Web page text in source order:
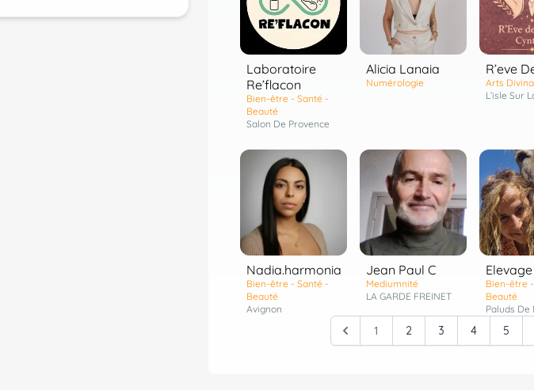
Laboratoire
Re’flacon
Bien-être - Santé -
Beauté
Salon De Provence
Alicia Lanaia
Numérologie
R’eve
Arts
L’isle Sur
Nadia.harmonia
Bien-être - Santé -
Beauté
Avignon
Jean Paul C
Mediumnité
LA GARDE FREINET
Bien-être
Beauté
Paluds De
1 2 3 4 5